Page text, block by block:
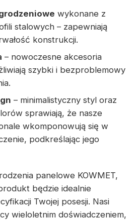
wykonane z
stalowych – zapewniają
konstrukcji.
– nowoczesne akcesoria
szybki i bezproblemowy
– minimalistyczny styl oraz
sprawiają, że nasze
wkomponowują się w
podkreślając jego
panelowe KOWMET,
będzie idealnie
Twojej posesji. Nasi
wieloletnim doświadczeniem,